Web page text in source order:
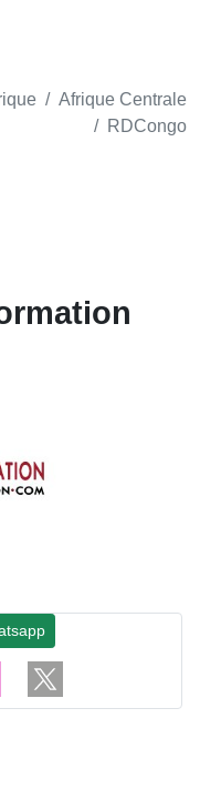
Afrique Centrale
RDCongo